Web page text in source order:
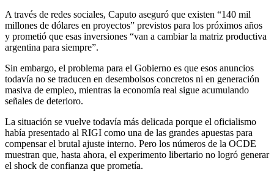
A través de redes sociales, Caputo aseguró que existen “140 mil
millones de dólares en proyectos” previstos para los próximos años
y prometió que esas inversiones “van a cambiar la matriz productiva
argentina para siempre”.
Sin embargo, el problema para el Gobierno es que esos anuncios
todavía no se traducen en desembolsos concretos ni en generación
masiva de empleo, mientras la economía real sigue acumulando
señales de deterioro.
La situación se vuelve todavía más delicada porque el oficialismo
había presentado al RIGI como una de las grandes apuestas para
compensar el brutal ajuste interno. Pero los números de la OCDE
muestran que, hasta ahora, el experimento libertario no logró generar
el shock de confianza que prometía.